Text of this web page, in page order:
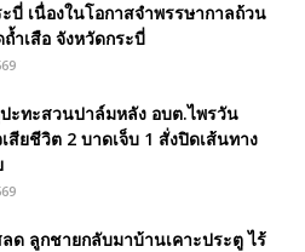
ะบี่ เนื่องในโอกาสจำพรรษากาลถ้วน
ำเสือ จังหวัดกระบี่
ะทะสวนปาล์มหลัง อบต.ไพรวัน
สียชีวิต 2 บาดเจ็บ 1 สั่งปิดเส้นทาง
ด ลูกชายกลับมาบ้านเคาะประตู ไร้